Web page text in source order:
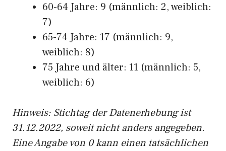
60-64 Jahre: 9 (männlich: 2, weiblich:
7)
65-74 Jahre: 17 (männlich: 9,
weiblich: 8)
75 Jahre und älter: 11 (männlich: 5,
weiblich: 6)
Hinweis: Stichtag der Datenerhebung ist
31.12.2022, soweit nicht anders angegeben.
Eine Angabe von 0 kann einen tatsächlichen